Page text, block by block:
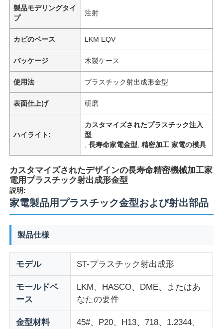
製品
VRショー
企業情報
製品モデリングタイ
プ
注射
カビのベース LKM EQV
パッケージ 木製ケース
使用法 プラスチック射出成形金型
表面仕上げ 研磨
ハイライト:
カスタマイズされたプラスチック注入
型
,長寿命家電金型 ,精密加工 家電の模具
カスタマイズされたデザインの長寿命精密機械加工家
電用プラスチック射出成形金型
説明:
家電製品用プラスチック金型および射出部品
製品仕様
モデル ST-プラスチック射出成形
モールドベ
ース
LKM、HASCO、DME、またはあ
なたの要件
金型材料
45#、P20、H13、718、1.2344、